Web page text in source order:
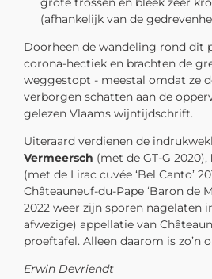
(afhankelijk van de
Doorheen de wandeling rond dit
corona-hectiek en brachten de
weggestopt - meestal omdat ze
verborgen schatten aan de
gelezen Vlaams wijntijdschrift.
Uiteraard verdienen de
Vermeersch (met de GT-G 2020),
(met de Lirac cuvée ‘Bel Canto’
Châteauneuf-du-Pape ‘Baron de
2022 weer zijn sporen nagelaten
afwezige) appellatie van
proeftafel. Alleen daarom is
Erwin Devriendt